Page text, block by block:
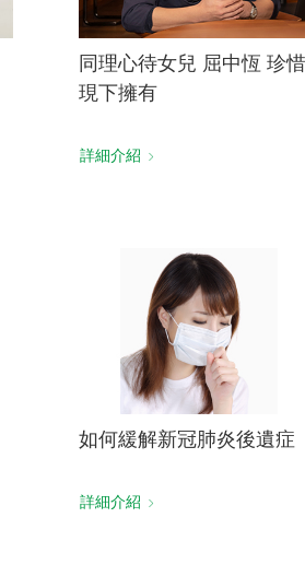
同理心待女兒 屈中恆 珍
現下擁有
詳細介紹
如何緩解新冠肺炎後遺症
詳細介紹